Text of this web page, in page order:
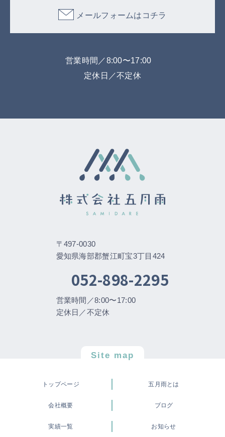
メールフォームはコチラ
営業時間／8:00〜17:00
定休日／不定休
〒497-0030
愛知県海部郡蟹江町宝3丁目424
052-898-2295
営業時間／8:00〜17:00
定休日／不定休
Site map
トップページ 五月雨とは
会社概要 ブログ
実績一覧 お知らせ